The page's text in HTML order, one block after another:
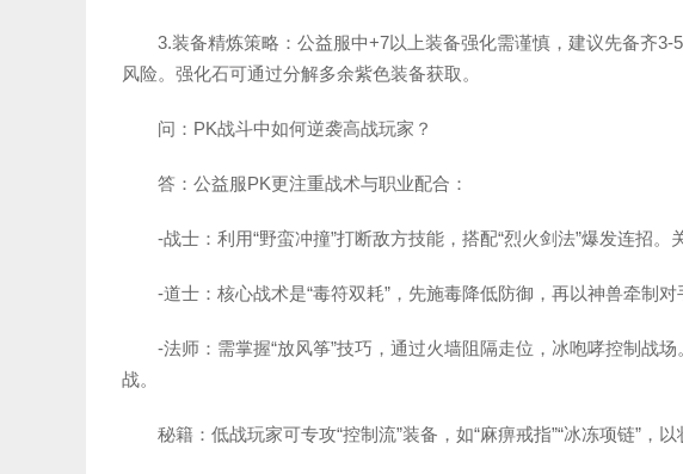
3.装备精炼策略：公益服中+7以上装备强化需谨慎，建议先备齐3-
风险。强化石可通过分解多余紫色装备获取。
问：PK战斗中如何逆袭高战玩家？
答：公益服PK更注重战术与职业配合：
-战士：利用“野蛮冲撞”打断敌方技能，搭配“烈火剑法”爆发连招。
-道士：核心战术是“毒符双耗”，先施毒降低防御，再以神兽牵制对
-法师：需掌握“放风筝”技巧，通过火墙阻隔走位，冰咆哮控制战
战。
秘籍：低战玩家可专攻“控制流”装备，如“麻痹戒指”“冰冻项链”，